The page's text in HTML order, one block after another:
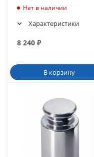
Нет в наличии
Характеристики
8 240 ₽
В корзину